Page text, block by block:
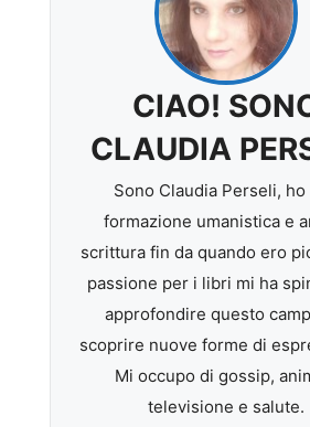
CIAO!
CLAUDIA
Sono Claudia Perseli, ho
formazione umanistica e
scrittura fin da quando ero
passione per i libri mi ha
approfondire questo
scoprire nuove forme di
Mi occupo di gossip,
televisione e salute.